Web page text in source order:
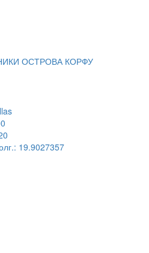
ОСТРОВА КОРФУ
19.9027357